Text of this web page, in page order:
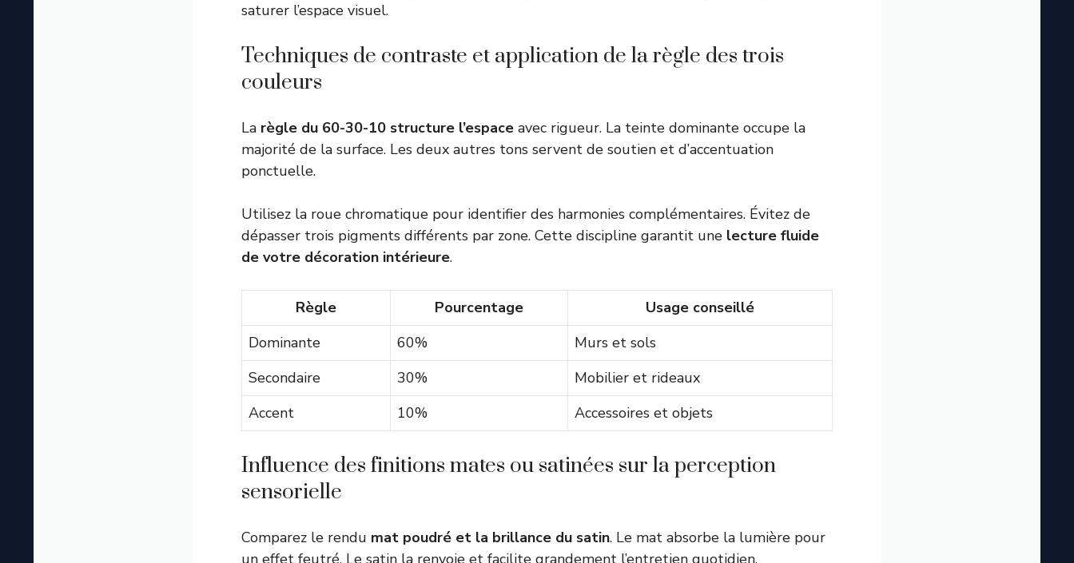
saturer l’espace visuel.
Techniques de contraste et application de la règle des trois
couleurs
La règle du 60-30-10 structure l’espace avec rigueur. La teinte dominante occupe la
majorité de la surface. Les deux autres tons servent de soutien et d’accentuation
ponctuelle.
Utilisez la roue chromatique pour identifier des harmonies complémentaires. Évitez de
dépasser trois pigments différents par zone. Cette discipline garantit une lecture fluide
de votre décoration intérieure.
Règle Pourcentage
Usage conseillé
Dominante
60%
Murs et sols
Secondaire
30%
Mobilier et rideaux
Accent
10% Accessoires et objets
Influence des finitions mates ou satinées sur la perception
sensorielle
Comparez le rendu mat poudré et la brillance du satin. Le mat absorbe la lumière pour